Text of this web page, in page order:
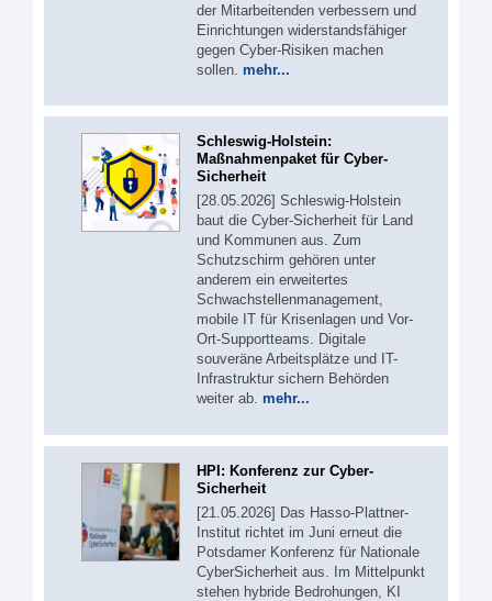
der Mitarbeitenden verbessern und
Einrichtungen widerstandsfähiger
gegen Cyber-Risiken machen
sollen. mehr...
Schleswig-Holstein:
Maßnahmenpaket für Cyber-
Sicherheit
[28.05.2026] Schleswig-Holstein
baut die Cyber-Sicherheit für Land
und Kommunen aus. Zum
Schutzschirm gehören unter
anderem ein erweitertes
Schwachstellenmanagement,
mobile IT für Krisenlagen und Vor-
Ort-Supportteams. Digitale
souveräne Arbeitsplätze und IT-
Infrastruktur sichern Behörden
weiter ab. mehr...
HPI: Konferenz zur Cyber-
Sicherheit
[21.05.2026] Das Hasso-Plattner-
Institut richtet im Juni erneut die
Potsdamer Konferenz für Nationale
CyberSicherheit aus. Im Mittelpunkt
stehen hybride Bedrohungen, KI